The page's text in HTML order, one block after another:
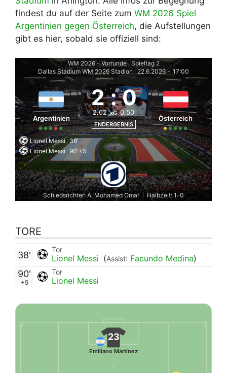
findest du auf der Seite zum WM 2026 Spiel
Argentinien gegen Österreich, die Aufstellungen
gibt es hier, sobald sie offiziell sind:
WM 2026 - Vorrunde
Spieltag 2
Dallas Stadium WM 2026 Stadion 22.6.2026 - 17:00
Argentinien
2 :0
2.62 xG 0.50
ENDERGEBNIS
Österreich
Lionel Messi 38'
Lionel Messi 90'+5'
Schiedsrichter: A. Mohamed Omar | Halbzeit: 1-0
TORE
Tor
Lionel Messi (Assist: Facundo Medina)
38'
Tor
Lionel Messi
90'
+5
23
Emiliano Martínez